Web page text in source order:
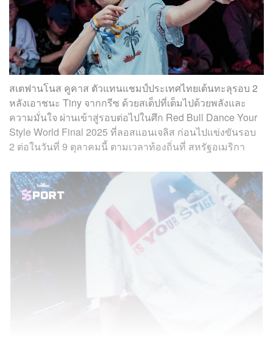
สเตฟานโนส คูคาส ตัวแทนแชมป์ประเทศไทยเต้นทะลุรอบ 2
หลังเอาชนะ Tiny จากกรีซ ด้วยสเต็ปที่เต็มไปด้วยพลังและ
ความมั่นใจ ผ่านเข้าสู่รอบต่อไปในศึก Red Bull Dance Your
Style World Final 2025 ที่ลอสแอนเจลิส ก่อนไปแข่งขันรอบ
2 ต่อในวันที่ 9 ตุลาคมนี้ ตามเวลาท้องถิ่นที่ สหรัฐอเมริกา